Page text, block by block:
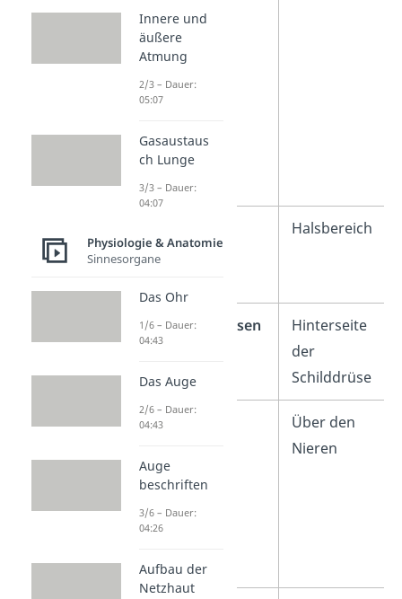
Halsbereich
Nebenschilddrüsen
Hinterseite
der
Schilddrüse
Nebennieren
Über den
Nieren
Innere und
äußere
Atmung
2/3 – Dauer:
05:07
Gasaustaus
ch Lunge
3/3 – Dauer:
04:07
Physiologie & Anatomie
Sinnesorgane
Das Ohr
1/6 – Dauer:
04:43
Das Auge
2/6 – Dauer:
04:43
Auge
beschriften
3/6 – Dauer:
04:26
Aufbau der
Netzhaut